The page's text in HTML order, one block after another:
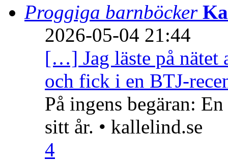
Proggiga barnböcker
2026-05-04 21:44
[…] Jag läste på nätet
och fick i en BTJ-
På ingens begäran:
sitt år. • kallelind.se
4